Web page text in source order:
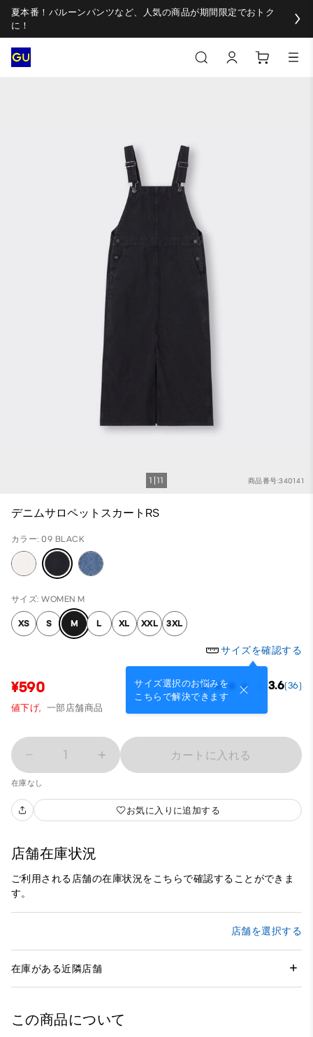
夏本番！バルーンパンツなど、人気の商品が期間限定でおトク
に！
商品番号:340141
1 11
デニムサロペットスカートRS
カラー: 09 BLACK
サイズ: WOMEN M
XS S M L XL XXL 3XL
サイズを確認する
サイズ選択のお悩みを
こちらで解決できます
¥590 3.6(36)
値下げ, 一部店舗商品
1 カートに入れる
在庫なし
お気に入りに追加する
店舗在庫状況
ご利用される店舗の在庫状況をこちらで確認することができま
す。
店舗を選択する
在庫がある近隣店舗
この商品について